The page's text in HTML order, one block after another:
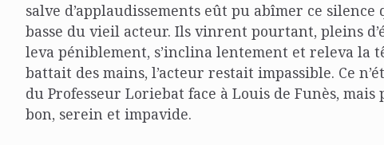
salve d’applaudissements eût pu abîmer ce
basse du vieil acteur. Ils vinrent pourtant, pleins
leva péniblement, s’inclina lentement et releva la
battait des mains, l’acteur restait impassible. Ce
du Professeur Loriebat face à Louis de Funès,
bon, serein et impavide.